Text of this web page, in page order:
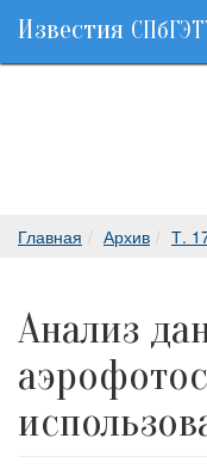
Известия
Главная Архив Т.
Анализ